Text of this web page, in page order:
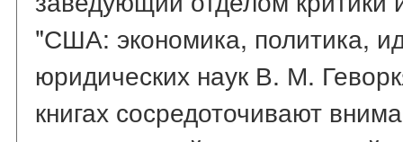
"США: экономика, политика,
юридических наук В. М.
книгах сосредоточивают